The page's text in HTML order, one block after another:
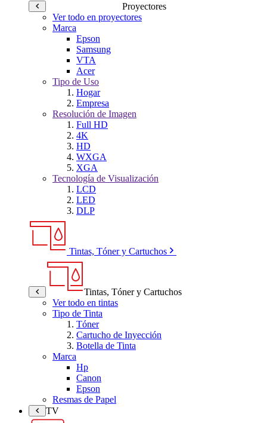
Proyectores
Ver todo en proyectores
Marca
Epson
Samsung
VTA
Acer
Tipo de Uso
Hogar
Empresa
Resolución de Imagen
Full HD
4K
HD
WXGA
XGA
Tecnología de Visualización
LCD
LED
DLP
Tintas, Tóner y Cartuchos
Tintas, Tóner y Cartuchos
Ver todo en tintas
Tipo de Tinta
Tóner
Cartucho de Inyección
Botella de Tinta
Marca
Hp
Canon
Epson
Resmas de Papel
TV